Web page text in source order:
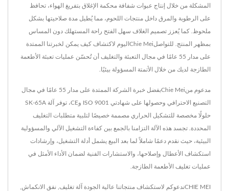
المشكلة من خلال إنتاج عبوات شفافة محكمة الإغلاق بتفريغ الهواء، تحافظ
على الرطوبة والمرق داخل منتجات اللحوم، مما يُطيل مدة صلاحيتها بشكل
ملحوظ. كما يُعزز تصميم الغلاف سهل الفتح راحة المستهلك دون المساس
بمظهر المنتج. للتواصلChie Meiاليوم لاكتشاف كيف يمكن لخبرتنا الممتدة
على مدار 55 عامًا في مجال التعبئة والتغليف أن تُحسّن عمليات تعبئة الأطعمة
الطازجة لديك من خلال الأتمتة المسؤولة بيئيًا.
مدعوم منChie Meiبفضل خبرة الشركة الممتدة على مدار 55 عامًا في مجال
التصنيع الاحترافي وحصولها على شهادتي ISO 9001 وCE، توفر آلة SK-65A
حلولًا مخصصة للتشكيل الحراري مصممة خصيصًا لتلبية متطلبات التغليف
المحددة. تجسد هذه الآلة التزامنا بالجمع بين كفاءة التشغيل الآلي والمسؤولية
البيئية، حيث نقدم دعمًا شاملاً لما بعد البيع يشمل أدلة التشغيل، وإرشادات
استكشاف الأعطال وإصلاحها، والاستشارات الفنية لضمان الأداء الأمثل في
عمليات تغليف الأطعمة الطازجة.
CHIE MEIندعوكم لاستكشاف منتجاتنا عالية الجودة آلة تغليف نفق الانكماش